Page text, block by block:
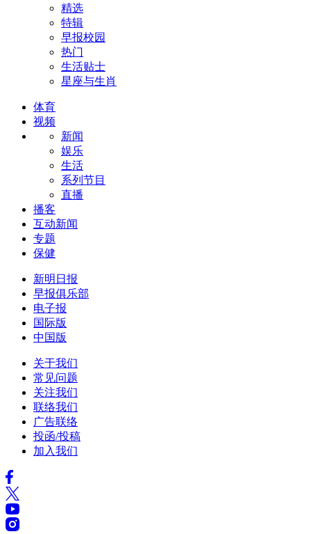
精选
特辑
早报校园
热门
生活贴士
星座与生肖
体育
视频
新闻
娱乐
生活
系列节目
直播
播客
互动新闻
专题
保健
新明日报
早报俱乐部
电子报
国际版
中国版
关于我们
常见问题
关注我们
联络我们
广告联络
投函/投稿
加入我们